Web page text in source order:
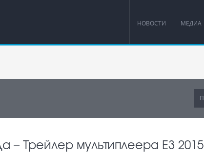
НОВОСТИ МЕДИА
– Трейлер мультиплеера Е3 2015